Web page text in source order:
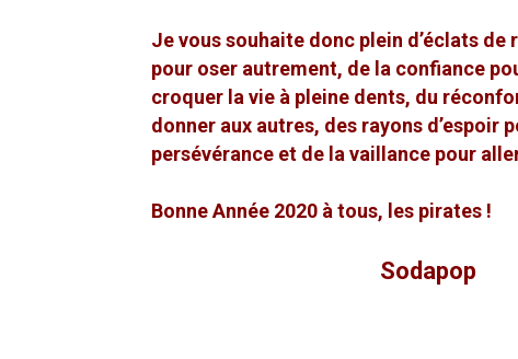
Je vous souhaite donc plein d’éclats
pour oser autrement, de la confiance
croquer la vie à pleine dents, du
donner aux autres, des rayons d’espoir
persévérance et de la vaillance pour
Bonne Année 2020 à tous, les pirates !
Sodapop